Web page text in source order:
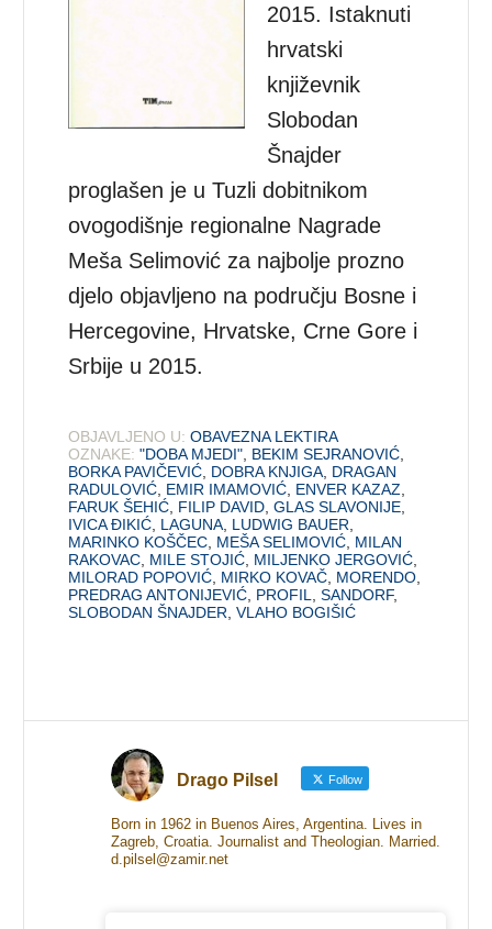
2015. Istaknuti
hrvatski
književnik
Slobodan
Šnajder
proglašen je u Tuzli dobitnikom
ovogodišnje regionalne Nagrade
Meša Selimović za najbolje prozno
djelo objavljeno na području Bosne i
Hercegovine, Hrvatske, Crne Gore i
Srbije u 2015.
OBJAVLJENO U: OBAVEZNA LEKTIRA
OZNAKE: "DOBA MJEDI" BEKIM SEJRANOVIĆ
BORKA PAVIČEVIĆ DOBRA KNJIGA DRAGAN
RADULOVIĆ EMIR IMAMOVIĆ ENVER KAZAZ
FARUK ŠEHIĆ FILIP DAVID ,GLAS SLAVONIJE
IVICA ĐIKIĆ LAGUNA LUDWIG BAUER
MARINKO KOŠČEC MEŠA SELIMOVIĆ MILAN
RAKOVAC MILE STOJIĆ MILJENKO JERGOVIĆ
MILORAD POPOVIĆ MIRKO KOVAČ MORENDO
PREDRAG ANTONIJEVIĆ PROFIL ,SANDORF,
SLOBODAN ŠNAJDER ,VLAHO BOGIŠIĆ
Drago Pilsel Follow
Born in 1962 in Buenos Aires, Argentina. Lives in
Zagreb, Croatia. Journalist and Theologian. Married.
d.pilsel@zamir.net